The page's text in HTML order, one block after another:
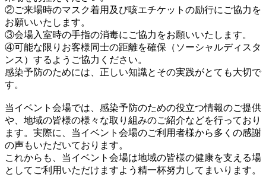
②ご来場時のマスク着用及び咳エチケットの励行にご協力を
お願いいたします。
③会場入室時の手指の消毒にご協力をお願いいたします。
④可能な限りお客様同士の距離を確保（ソーシャルディスタ
ンス）するようご協力ください。
感染予防のためには、正しい知識とその実践がとても大切で
す。
当イベント会場では、感染予防のための役立つ情報のご提供
や、地域の皆様の様々な取り組みのご紹介などを行っており
ます。実際に、当イベント会場のご利用者様から多くの感謝
の声もいただいております。
これからも、当イベント会場は地域の皆様の健康を支える場
としてご利用いただけますよう精一杯努力してまいります。